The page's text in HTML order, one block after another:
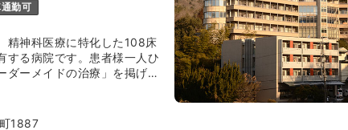
勤可
精神科医療に特化した108床
する病院です。患者様一人ひ
ダーメイドの治療」を掲げ、
場など、患者様が穏やかに療
1887